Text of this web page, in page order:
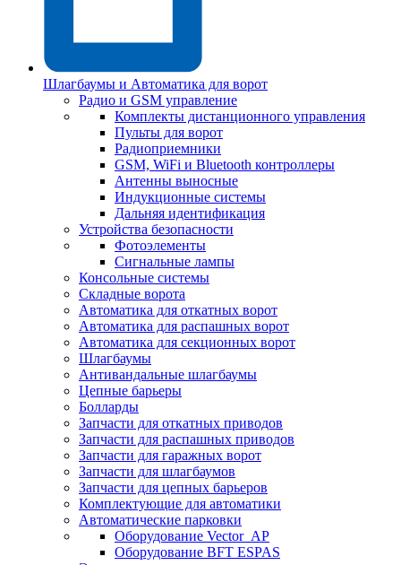
Шлагбаумы и Автоматика для ворот
Радио и GSM управление
Комплекты дистанционного управления
Пульты для ворот
Радиоприемники
GSM, WiFi и Bluetooth контроллеры
Антенны выносные
Индукционные системы
Дальняя идентификация
Устройства безопасности
Фотоэлементы
Сигнальные лампы
Консольные системы
Складные ворота
Автоматика для откатных ворот
Автоматика для распашных ворот
Автоматика для секционных ворот
Шлагбаумы
Антивандальные шлагбаумы
Цепные барьеры
Болларды
Запчасти для откатных приводов
Запчасти для распашных приводов
Запчасти для гаражных ворот
Запчасти для шлагбаумов
Запчасти для цепных барьеров
Комплектующие для автоматики
Автоматические парковки
Оборудование Vector_AP
Оборудование BFT ESPAS